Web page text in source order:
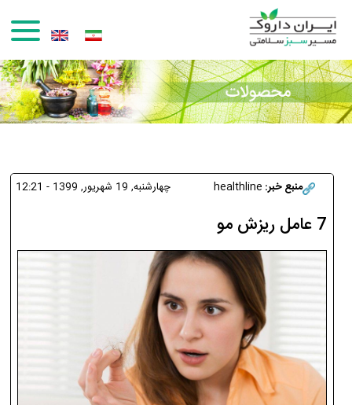
رفتن به محتوای اصلی
چهارشنبه, 19 شهريور, 1399 - 12:21 منبع خبر: healthline
7 عامل ریزش مو